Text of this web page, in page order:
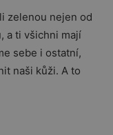
zelenou nejen od
a ti všichni mají
sebe i ostatní,
naši kůži. A to